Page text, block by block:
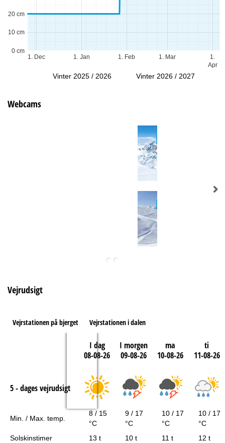
1. Dec 1. Jan 1. Feb 1. Mar
1.
Apr
0 cm
10 cm
20 cm
Vinter 2025 / 2026 Vinter 2026 / 2027
Webcams
Vejrudsigt
Vejrstationen på bjerget Vejrstationen i dalen
I dag
08-08-26
I morgen
09-08-26
ma
10-08-26
ti
11-08-26
5 - dages vejrudsigt
Min. / Max. temp.
8 / 15
°C
9 / 17
°C
10 / 17
°C
10 / 17
°C
Solskinstimer
13 t 10 t 11 t 12 t